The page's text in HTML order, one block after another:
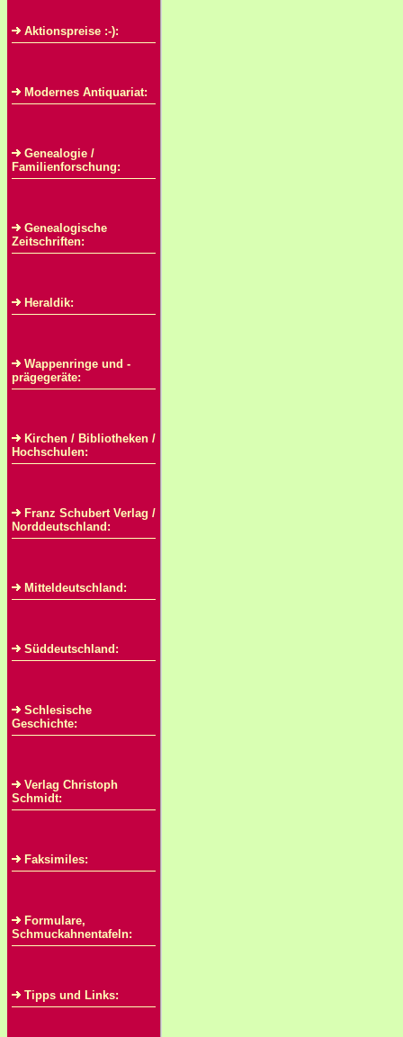
Aktionspreise :-):
Modernes Antiquariat:
Genealogie /
Familienforschung:
Genealogische
Zeitschriften:
Heraldik:
Wappenringe und -
prägegeräte:
Kirchen / Bibliotheken /
Hochschulen:
Franz Schubert Verlag /
Norddeutschland:
Mitteldeutschland:
Süddeutschland:
Schlesische
Geschichte:
Verlag Christoph
Schmidt:
Faksimiles:
Formulare,
Schmuckahnentafeln:
Tipps und Links: